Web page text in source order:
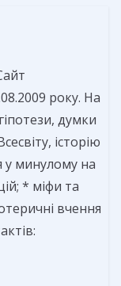
року. На
думки
історію
у минулому на
* міфи та
вчення